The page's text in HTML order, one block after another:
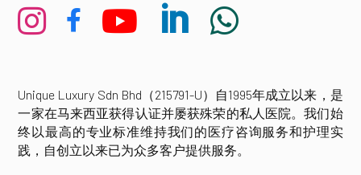
    
Unique Luxury Sdn Bhd（215791-U）自1995年成立以来，是
一家在马来西亚获得认证并屡获殊荣的私人医院。我们始
终以最高的专业标准维持我们的医疗咨询服务和护理实
践，自创立以来已为众多客户提供服务。